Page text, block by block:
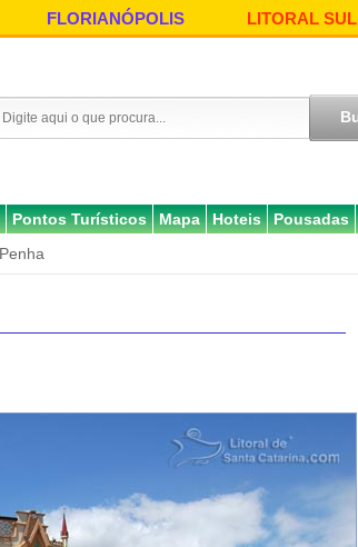
FLORIANÓPOLIS LITORAL SUL
Pontos Turísticos Mapa Hoteis Pousadas